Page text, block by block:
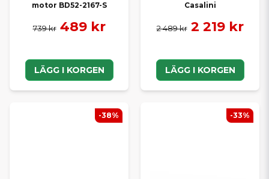
motor BD52-2167-S
739 kr 489 kr
LÄGG I KORGEN
Casalini
2 489 kr 2 219 kr
LÄGG I KORGEN
-38% -33%